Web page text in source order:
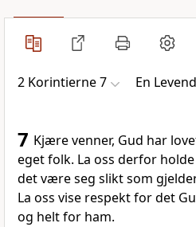
2 Korintierne 7 En
7 Kjære venner, Gud har
eget folk. La oss derfor
det være seg slikt som
La oss vise respekt for det
og helt for ham.